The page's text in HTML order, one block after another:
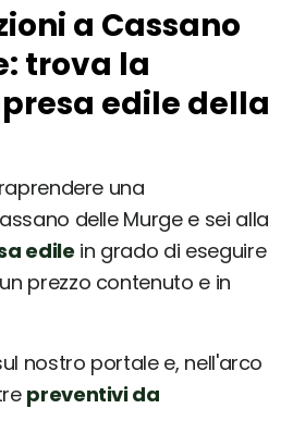
a Cassano
trova la
edile della
una
delle Murge e sei alla
edile in grado di eseguire
prezzo contenuto e in
nostro portale e, nell'arco
preventivi da